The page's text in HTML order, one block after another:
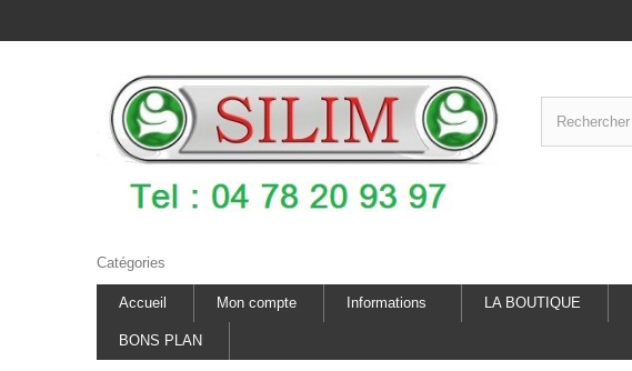
Catégories
Accueil Mon compte Informations LA BOUTIQUE
BONS PLAN